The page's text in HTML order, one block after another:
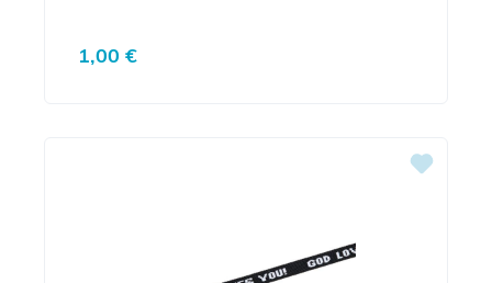
Regulärer Preis:
1,00 €